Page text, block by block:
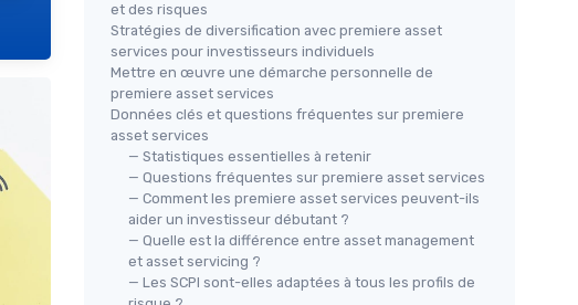
et des risques
Stratégies de diversification avec premiere asset
services pour investisseurs individuels
Mettre en œuvre une démarche personnelle de
premiere asset services
Données clés et questions fréquentes sur premiere
asset services
— Statistiques essentielles à retenir
— Questions fréquentes sur premiere asset services
— Comment les premiere asset services peuvent-ils
aider un investisseur débutant ?
— Quelle est la différence entre asset management
et asset servicing ?
— Les SCPI sont-elles adaptées à tous les profils de